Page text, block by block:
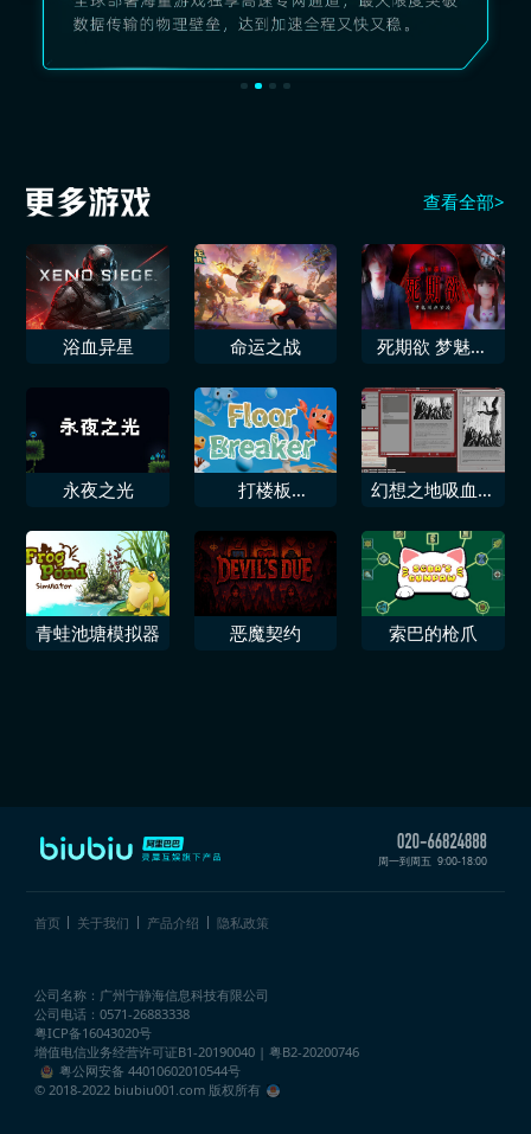
查看全部>
浴血异星 命运之战
死期欲 梦魅辉
永夜之光
打楼板
幻想之地吸血鬼
秘典
青蛙池塘模拟器 恶魔契约 索巴的枪爪
周一到周五 9:00-18:00
首页 关于我们 产品介绍 隐私政策
公司名称：广州宁静海信息科技有限公司
公司电话：0571-26883338
粤ICP备16043020号
增值电信业务经营许可证B1-20190040 | 粤B2-20200746
粤公网安备 44010602010544号
© 2018-2022 biubiu001.com 版权所有